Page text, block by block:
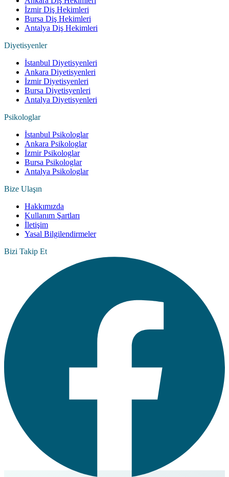
İzmir Diş Hekimleri
Bursa Diş Hekimleri
Antalya Diş Hekimleri
Diyetisyenler
İstanbul Diyetisyenleri
Ankara Diyetisyenleri
İzmir Diyetisyenleri
Bursa Diyetisyenleri
Antalya Diyetisyenleri
Psikologlar
İstanbul Psikologlar
Ankara Psikologlar
İzmir Psikologlar
Bursa Psikologlar
Antalya Psikologlar
Bize Ulaşın
Hakkımızda
Kullanım Şartları
İletişim
Yasal Bilgilendirmeler
Bizi Takip Et